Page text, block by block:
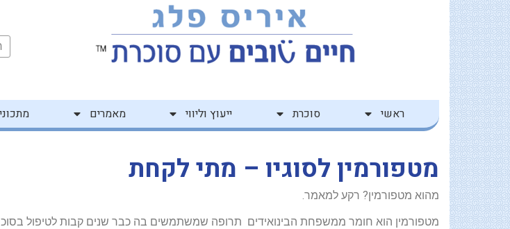
לתוכן
דילוג
לתוכן
ראשי סוכרת ייעוץ וליווי מאמרים
מטפורמין לסוגיו – מתי לקחת
מהוא מטפורמין? רקע למאמר.
מטפורמין הוא חומר ממשפחת הבינואידים תרופה שמשתמשים בה כבר שנים קבות לטיפול